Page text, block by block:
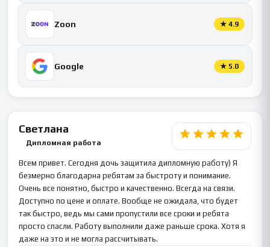
Zoon ★ 4.9
Google ★ 5.0
Светлана
Дипломная работа
Всем привет. Сегодня дочь защитила дипломную работу) Я
безмерно благодарна ребятам за быстроту и понимание.
Очень все понятно, быстро и качественно. Всегда на связи.
Доступно по цене и оплате. Вообще не ожидала, что будет
так быстро, ведь мы сами пропустили все сроки и ребята
просто спасли. Работу выполнили даже раньше срока. Хотя я
даже на это и не могла рассчитывать.